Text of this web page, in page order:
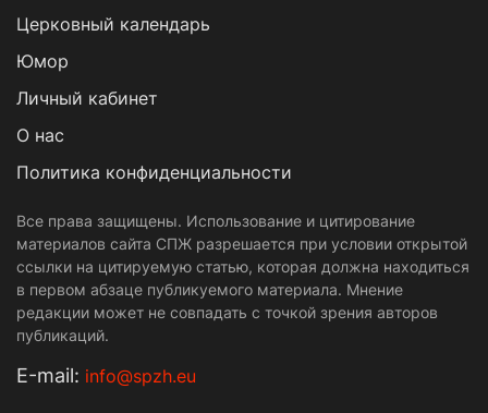
Церковный календарь
Юмор
Личный кабинет
О нас
Политика конфиденциальности
Все права защищены. Использование и цитирование
материалов сайта СПЖ разрешается при условии открытой
ссылки на цитируемую статью, которая должна находиться
в первом абзаце публикуемого материала. Мнение
редакции может не совпадать с точкой зрения авторов
публикаций.
Е-mail: info@spzh.eu